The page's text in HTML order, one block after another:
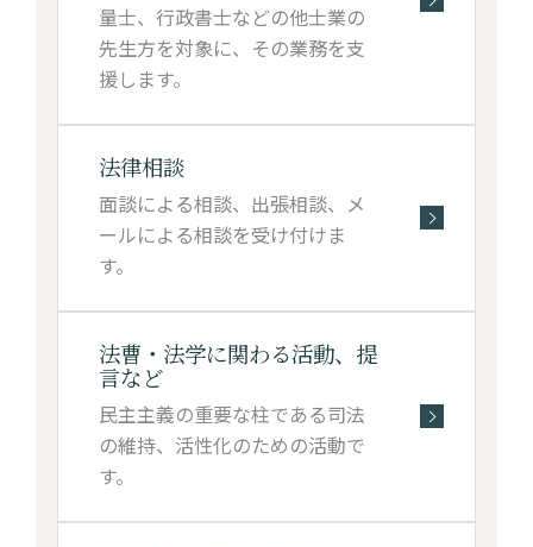
量士、行政書士などの他士業の
先生方を対象に、その業務を支
援します。
法律相談
面談による相談、出張相談、メ
ールによる相談を受け付けま
す。
法曹・法学に関わる活動、提
言など
民主主義の重要な柱である司法
の維持、活性化のための活動で
す。